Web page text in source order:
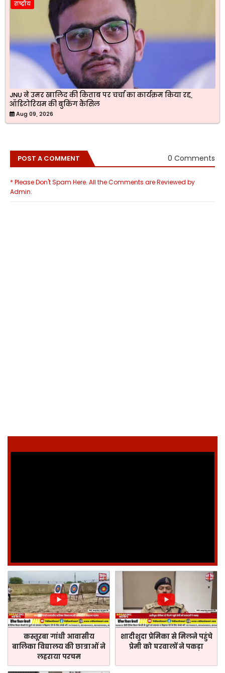
राष्ट्रीय
JNU ने उमर खालिद की किताब पर चर्चा का कार्यक्रम किया रद्द,
ऑडिटोरियम की बुकिंग कैंसिल
Aug 09, 2026
POST A COMMENT 0 Comments
* Please Don't Spam Here. All the Comments are Reviewed by
Admin.
कस्तूरबा गांधी आवासीय
बालिका विद्यालय की छात्राओं ने
लहराया परचम
शादीशुदा प्रेमिका से मिलने पहुंचे
प्रेमी को घरवालों ने पकड़ा